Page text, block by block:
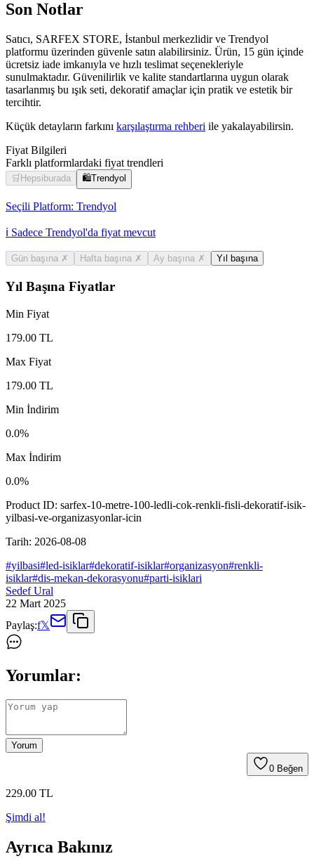
Son Notlar
Satıcı, SARFEX STORE, İstanbul merkezlidir ve Trendyol
platformu üzerinden güvenle satın alabilirsiniz. Ürün, 15 gün içinde
ücretsiz iade imkanıyla ve hızlı teslimat seçenekleriyle
sunulmaktadır. Güvenilirlik ve kalite standartlarına uygun olarak
tasarlanmış bu ışık seti, dekoratif amaçlar için pratik ve estetik bir
tercihtir.
Küçük detayların farkını karşılaştırma rehberi ile yakalayabilirsin.
Fiyat Bilgileri
Farklı platformlardaki fiyat trendleri
🛒 Hepsiburada 🛍️Trendyol
Seçili Platform: Trendyol
ℹ️ Sadece Trendyol'da fiyat mevcut
Gün başına ✗ Hafta başına ✗ Ay başına ✗ Yıl başına
Yıl Başına Fiyatlar
Min Fiyat
179.00 TL
Max Fiyat
179.00 TL
Min İndirim
0.0%
Max İndirim
0.0%
Product ID: sarfex-10-metre-100-ledli-cok-renkli-fisli-dekoratif-isik-
yilbasi-ve-organizasyonlar-icin
Tarih: 2026-08-08
#yilbasi#led-isiklar#dekoratif-isiklar#organizasyon#renkli-
isiklar#dis-mekan-dekorasyonu#parti-isiklari
Sedef Ural
22 Mart 2025
Paylaş:f𝕏
Yorumlar:
Yorum
0 Beğen
229.00 TL
Şimdi al!
Ayrıca Bakınız